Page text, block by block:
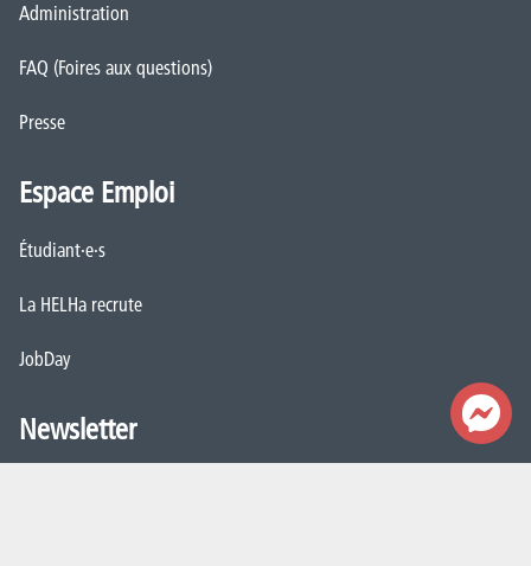
Administration
FAQ (Foires aux questions)
Presse
Espace Emploi
Étudiant·e·s
La HELHa recrute
JobDay
Newsletter